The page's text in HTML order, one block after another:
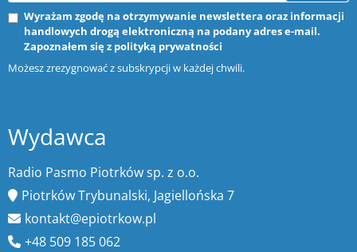
Wyrażam zgodę na otrzymywanie newslettera oraz informacji
handlowych drogą elektroniczną na podany adres e-mail.
Zapoznałem się z polityką prywatności
Możesz zrezygnować z subskrypcji w każdej chwili.
Wydawca
Radio Pasmo Piotrków sp. z o.o.
Piotrków Trybunalski, Jagiellońska 7
kontakt@epiotrkow.pl
+48 509 185 062